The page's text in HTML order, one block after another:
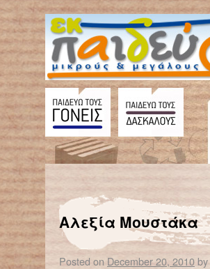
ENCARDIA
Αλεξία Μουστάκα
Posted on December 20, 2010by